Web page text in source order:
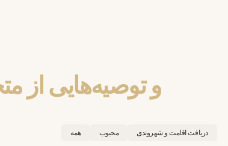
و توصیه‌هایی از
همه محبوب دریافت اقامت و شهروندی